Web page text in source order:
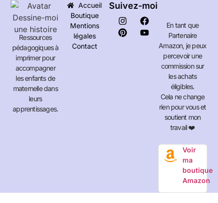
Ressources
pédagogiques à
imprimer pour
accompagner
les enfants de
maternelle dans
leurs
apprentissages.
Accueil
Boutique
Mentions
légales
Contact
Suivez-moi
En tant que
Partenaire
Amazon, je peux
percevoir une
commission sur
les achats
éligibles.
Cela ne change
rien pour vous et
soutient mon
travail ❤️
Voir
ma
boutique
Amazon